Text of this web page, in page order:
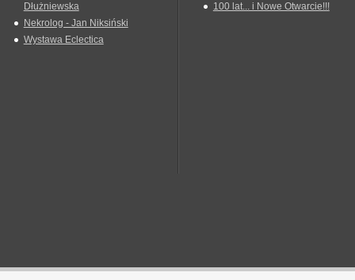
Dłużniewska
Nekrolog - Jan Niksiński
Wystawa Eclectica
100 lat... i Nowe Otwarcie!!!